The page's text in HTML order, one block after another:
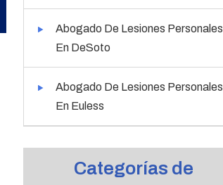
Abogado De Lesiones Personales
En DeSoto
Abogado De Lesiones Personales
En Euless
Categorías de